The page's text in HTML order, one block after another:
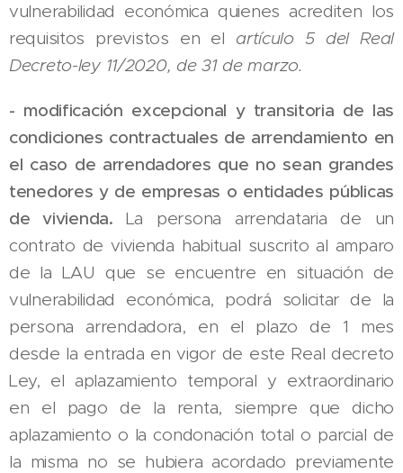
vulnerabilidad económica quienes acrediten los
requisitos previstos en el artículo 5 del Real
Decreto-ley 11/2020, de 31 de marzo.
- modificación excepcional y transitoria de las
condiciones contractuales de arrendamiento en
el caso de arrendadores que no sean grandes
tenedores y de empresas o entidades públicas
de vivienda. La persona arrendataria de un
contrato de vivienda habitual suscrito al amparo
de la LAU que se encuentre en situación de
vulnerabilidad económica, podrá solicitar de la
persona arrendadora, en el plazo de 1 mes
desde la entrada en vigor de este Real decreto
Ley, el aplazamiento temporal y extraordinario
en el pago de la renta, siempre que dicho
aplazamiento o la condonación total o parcial de
la misma no se hubiera acordado previamente